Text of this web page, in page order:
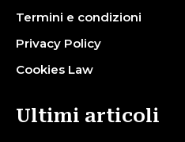
Termini e condizioni
Privacy Policy
Cookies Law
Ultimi articoli